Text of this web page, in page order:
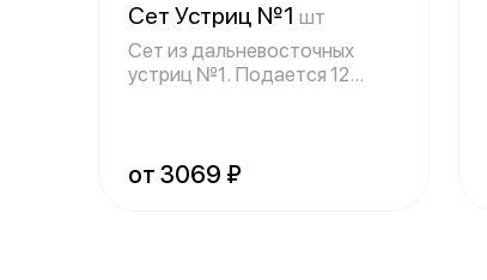
Сет Устриц №1 шт
Сет из дальневосточных
устриц №1. Подается 12
от 3069 ₽